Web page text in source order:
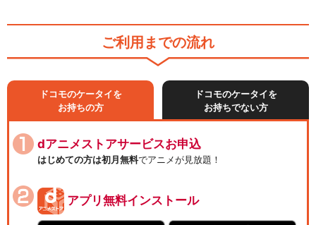
ご利用までの流れ
ドコモのケータイを
お持ちの方
ドコモのケータイを
お持ちでない方
dアニメストアサービスお申込
はじめての方は初月無料でアニメが見放題！
アプリ無料インストール